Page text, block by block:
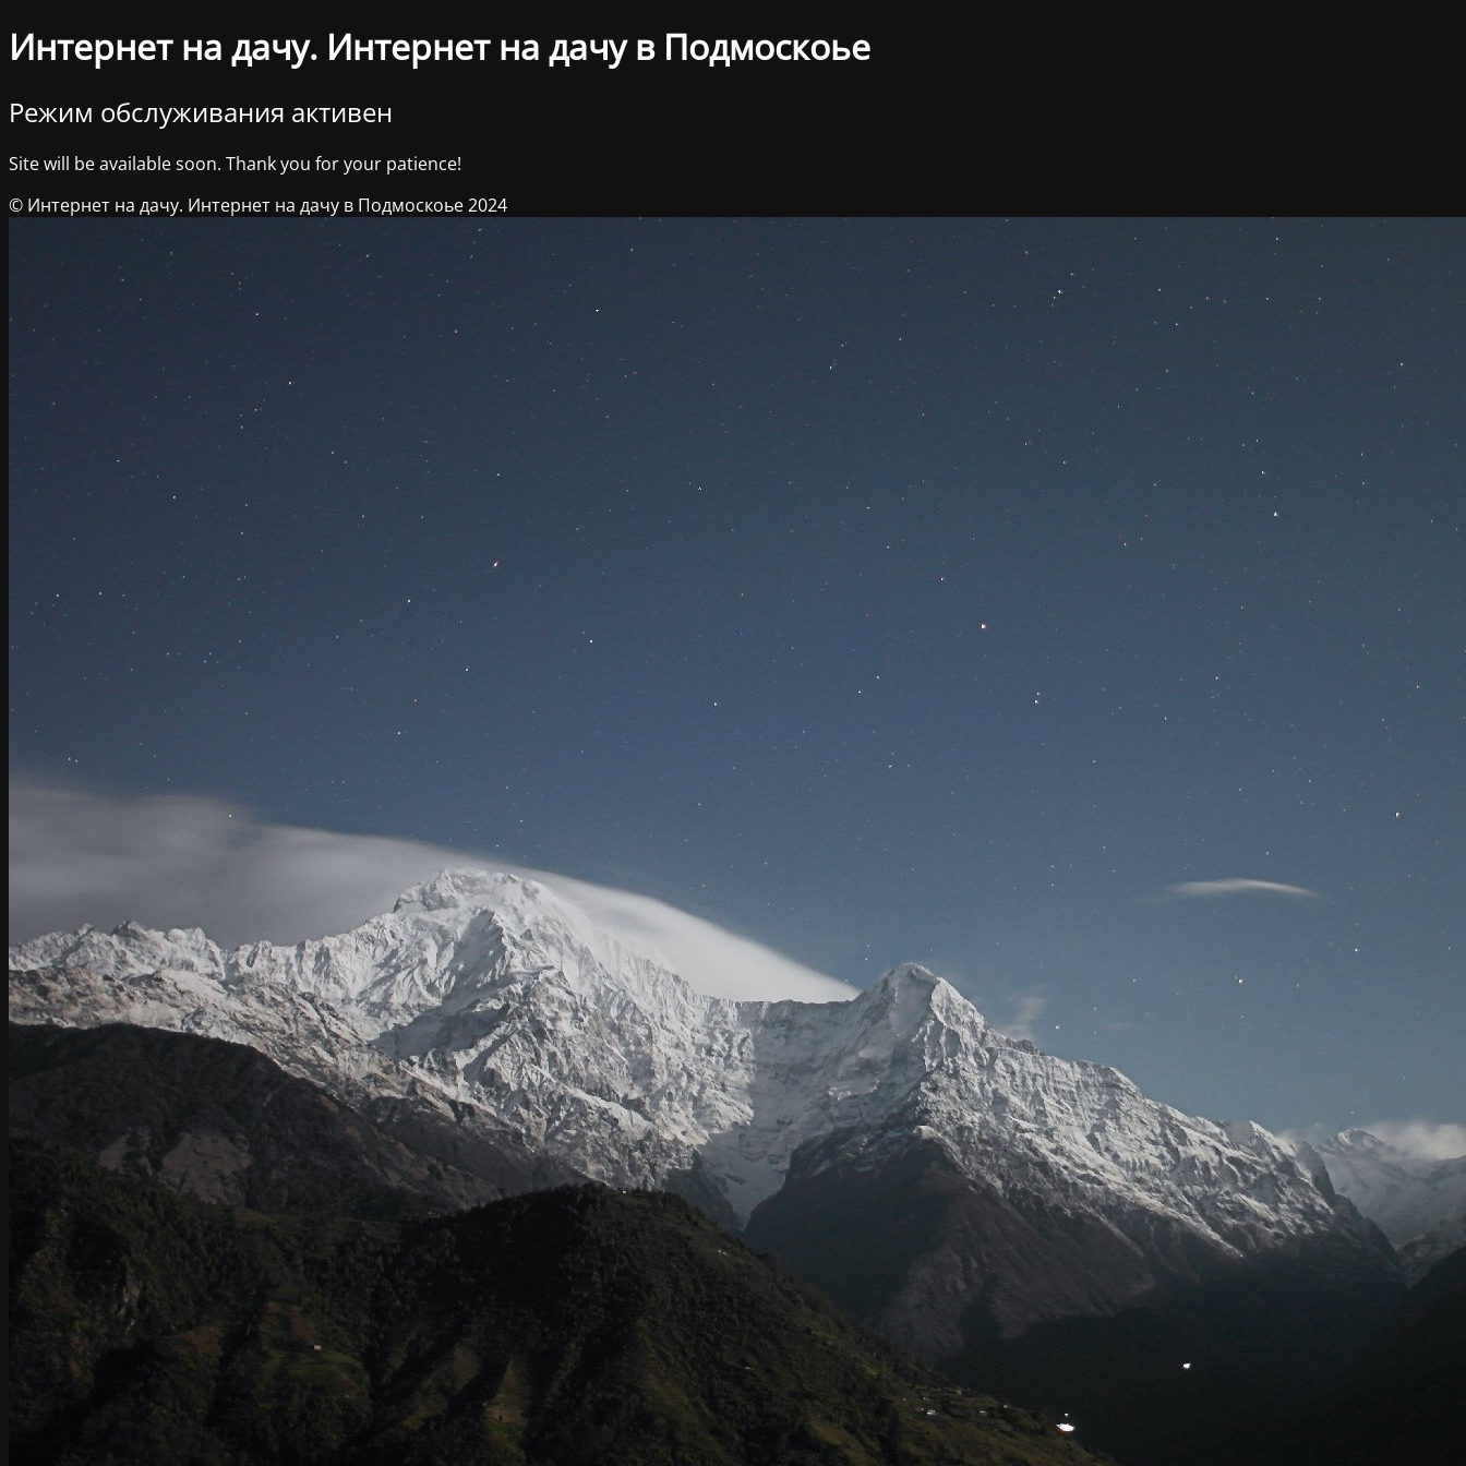
Интернет на дачу. Интернет на дачу в Подмоскоье
Режим обслуживания активен
Site will be available soon. Thank you for your patience!
© Интернет на дачу. Интернет на дачу в Подмоскоье 2024